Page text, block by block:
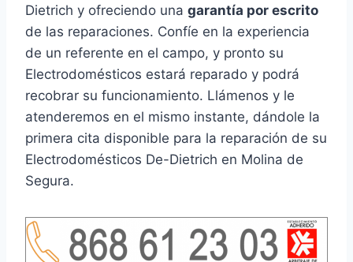
Dietrich y ofreciendo una garantía por escrito
de las reparaciones. Confíe en la experiencia
de un referente en el campo, y pronto su
Electrodomésticos estará reparado y podrá
recobrar su funcionamiento. Llámenos y le
atenderemos en el mismo instante, dándole la
primera cita disponible para la reparación de su
Electrodomésticos De-Dietrich en Molina de
Segura.